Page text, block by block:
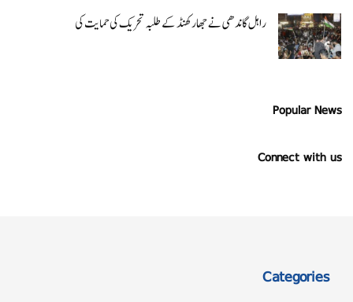
راہل گاندھی نے جھارکھنڈ کے طلبہ تحریک کی حمایت کی
Popular News
Connect with us
Categories